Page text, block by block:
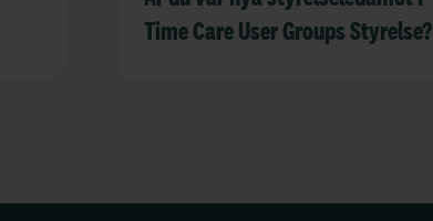
Time Care User Groups Styrelse?